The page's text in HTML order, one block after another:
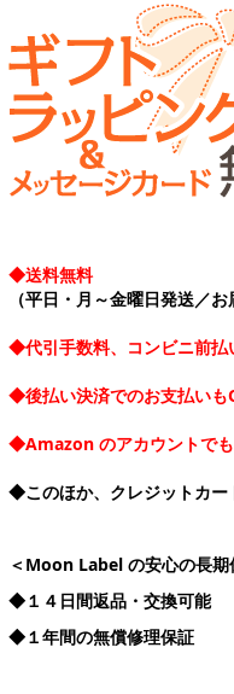
◆送料無料
（平日・月～金曜日発送／
◆代引手数料、コンビニ前払
◆後払い決済でのお支払いも
◆Amazon のアカウントでも
◆このほか、クレジットカー
＜Moon Label の安心の長期
◆１４日間返品・交換可能
◆１年間の無償修理保証